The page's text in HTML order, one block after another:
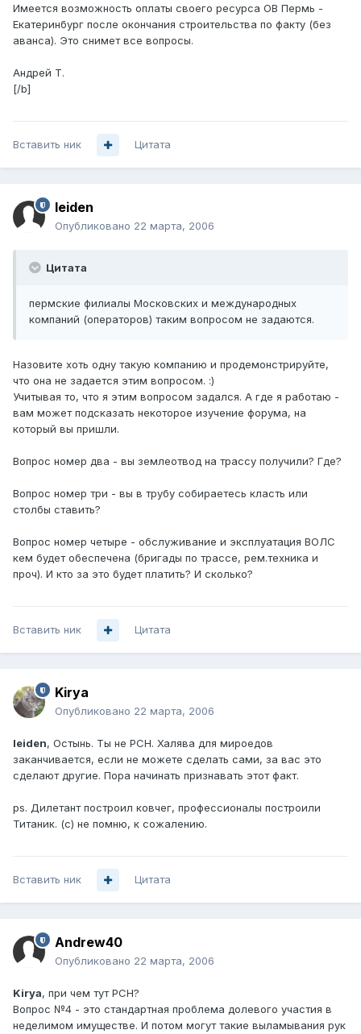
Имеется возможность оплаты своего ресурса ОВ Пермь -
Екатеринбург после окончания строительства по факту (без
аванса). Это снимет все вопросы.
Андрей Т.
[/b]
Вставить ник Цитата
leiden
Опубликовано 22 марта, 2006
Цитата
пермские филиалы Московских и международных
компаний (операторов) таким вопросом не задаются.
Назовите хоть одну такую компанию и продемонстрируйте,
что она не задается этим вопросом. :)
Учитывая то, что я этим вопросом задался. А где я работаю -
вам может подсказать некоторое изучение форума, на
который вы пришли.
Вопрос номер два - вы землеотвод на трассу получили? Где?
Вопрос номер три - вы в трубу собираетесь класть или
столбы ставить?
Вопрос номер четыре - обслуживание и эксплуатация ВОЛС
кем будет обеспечена (бригады по трассе, рем.техника и
проч). И кто за это будет платить? И сколько?
Вставить ник Цитата
Kirya
Опубликовано 22 марта, 2006
leiden, Остынь. Ты не РСН. Халява для мироедов
заканчивается, если не можете сделать сами, за вас это
сделают другие. Пора начинать признавать этот факт.
ps. Дилетант построил ковчег, профессионалы построили
Титаник. (с) не помню, к сожалению.
Вставить ник Цитата
Andrew40
Опубликовано 22 марта, 2006
Kirya, при чем тут РСН?
Вопрос №4 - это стандартная проблема долевого участия в
неделимом имуществе. И потом могут такие выламывания рук